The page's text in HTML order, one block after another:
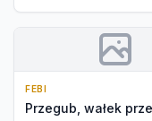
FEBI
Przegub, wałek